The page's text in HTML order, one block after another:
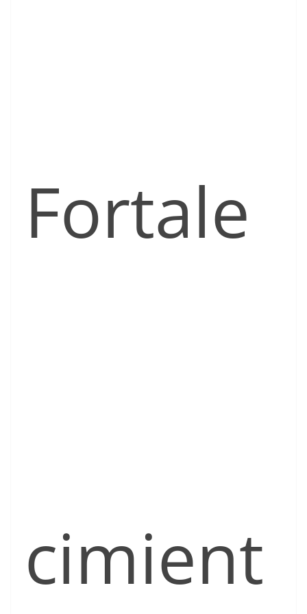
Fortale
cimient